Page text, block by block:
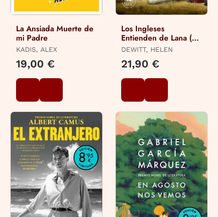
La Ansiada Muerte de
mi Padre
KADIS, ALEX
19,00 €
Los Ingleses
Entienden de Lana (Y
Otros Trucos)
DEWITT, HELEN
21,90 €